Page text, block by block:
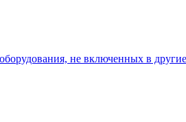
не включенных в